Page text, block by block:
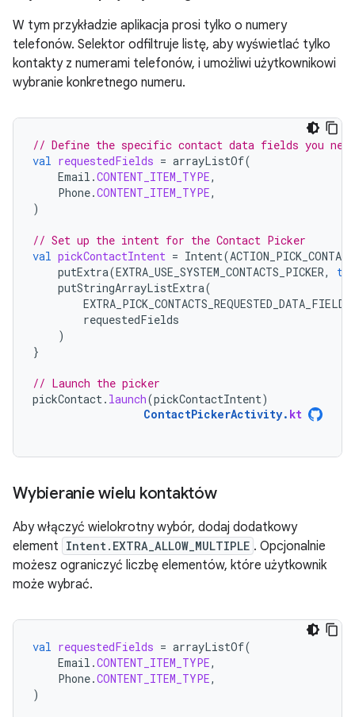
W tym przykładzie aplikacja prosi tylko o numery
telefonów. Selektor odfiltruje listę, aby wyświetlać tylko
kontakty z numerami telefonów, i umożliwi użytkownikowi
wybranie konkretnego numeru.
// Define the specific contact data fields you need
val requestedFields = arrayListOf(
Email .CONTENT_ITEM_TYPE,
Phone.CONTENT_ITEM_TYPE,
)
// Set up the intent for the Contact Picker
val pickContactIntent = Intent(
putExtra(EXTRA_USE_SYSTEM_CONTACTS_PICKER,
putStringArrayListExtra(
EXTRA_PICK_CONTACTS_REQUESTED_DATA_FIELDS
requestedFields
)
}
// Launch the picker
pickContact. launch(pickContactIntent)
ContactPickerActivity. kt
Wybieranie wielu kontaktów
Aby włączyć wielokrotny wybór, dodaj dodatkowy
element Intent.EXTRA_ALLOW_MULTIPLE . Opcjonalnie
możesz ograniczyć liczbę elementów, które użytkownik
może wybrać.
val requestedFields = arrayListOf(
Email .CONTENT_ITEM_TYPE,
Phone.CONTENT_ITEM_TYPE,
)